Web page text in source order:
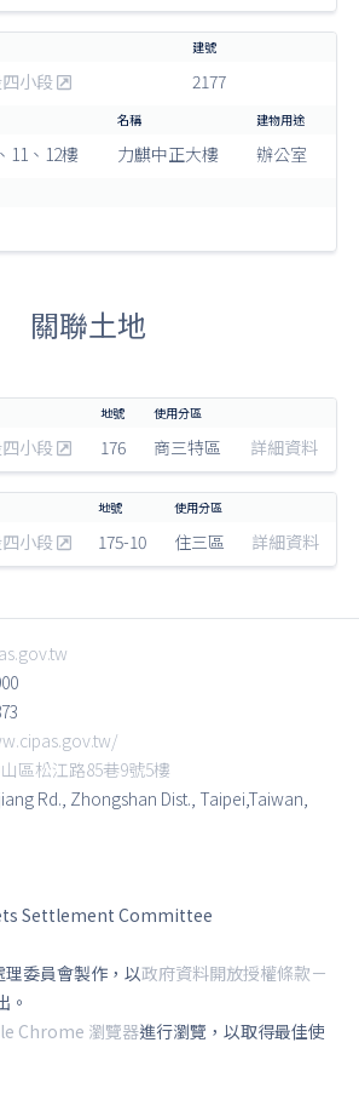
小段 2177
11、12樓 力麒中正大樓 辦公室
關聯土地
小段 176 商三特區 詳細資料
小段 175-10 住三區 詳細資料
區松江路85巷9號5樓
Rd., Zhongshan Dist., Taipei,Taiwan,
Settlement Committee
委員會製作，以政府資料開放授權條款－
。
Chrome 瀏覽器進行瀏覽，以取得最佳使